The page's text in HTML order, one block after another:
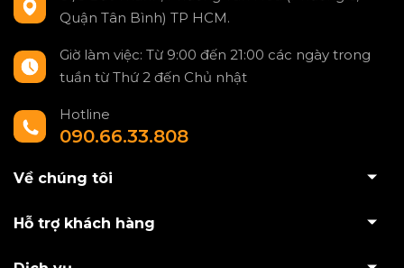
Quận Tân Bình) TP HCM.
Giờ làm việc: Từ 9:00 đến 21:00 các ngày trong
tuần từ Thứ 2 đến Chủ nhật
Hotline
090.66.33.808
Về chúng tôi
Hỗ trợ khách hàng